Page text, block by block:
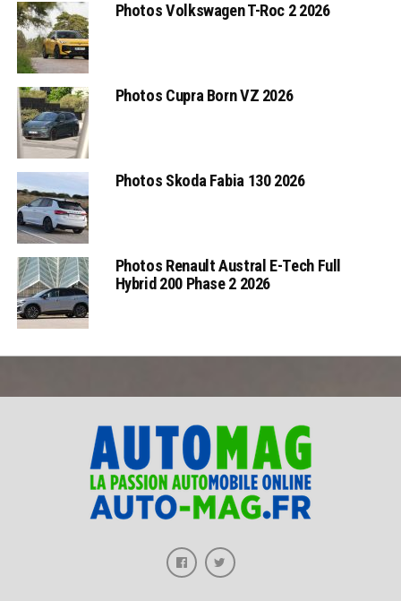
Photos Volkswagen T-Roc 2 2026
Photos Cupra Born VZ 2026
Photos Skoda Fabia 130 2026
Photos Renault Austral E-Tech Full
Hybrid 200 Phase 2 2026